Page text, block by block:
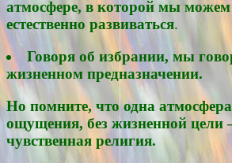
атмосфере, в которой мы
естественно развиваться.
Говоря об избрании, мы
жизненном предназначении.
Но помните, что одна
ощущения, без жизненной цели
чувственная религия.